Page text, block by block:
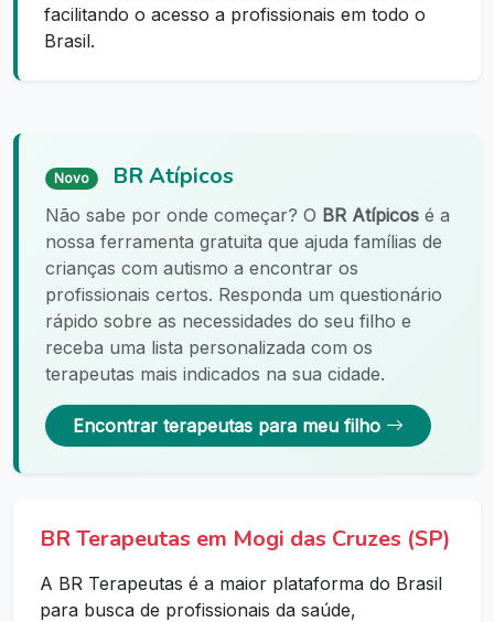
facilitando o acesso a profissionais em todo o
Brasil.
Novo BR Atípicos
Não sabe por onde começar? O BR Atípicos é a
nossa ferramenta gratuita que ajuda famílias de
crianças com autismo a encontrar os
profissionais certos. Responda um questionário
rápido sobre as necessidades do seu filho e
receba uma lista personalizada com os
terapeutas mais indicados na sua cidade.
Encontrar terapeutas para meu filho
BR Terapeutas em Mogi das Cruzes (SP)
A BR Terapeutas é a maior plataforma do Brasil
para busca de profissionais da saúde,